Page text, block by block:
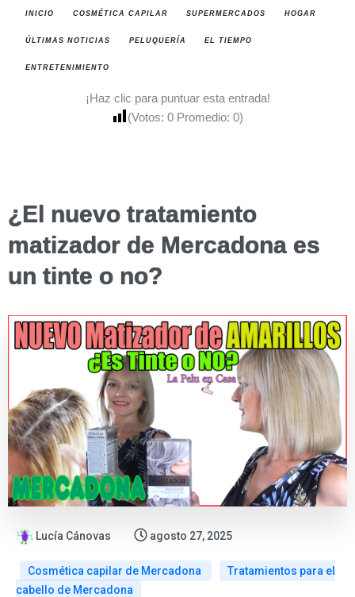
INICIO COSMÉTICA CAPILAR SUPERMERCADOS HOGAR
ÚLTIMAS NOTICIAS PELUQUERÍA EL TIEMPO
ENTRETENIMIENTO
¡Haz clic para puntuar esta entrada!
(Votos: 0 Promedio: 0)
¿El nuevo tratamiento
matizador de Mercadona es
un tinte o no?
Lucía Cánovas agosto 27, 2025
Cosmética capilar de Mercadona
Tratamientos para el
cabello de Mercadona